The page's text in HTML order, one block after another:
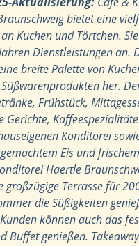
bietet eine
Kuchen und Törtchen.
Dienstleistungen an.
breite Palette von
her.
Frühstück,
Gerichte,
Konditorei
Eis und
Haertle
großzügige Terrasse für
die Süßigkeiten
können auch das
Buffet genießen.